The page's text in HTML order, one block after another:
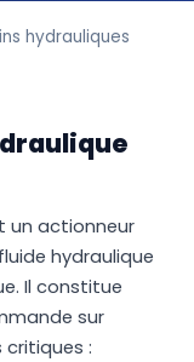
hydrauliques
un actionneur
hydraulique
Il constitue
sur
: